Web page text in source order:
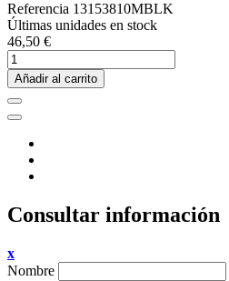
Referencia 13153810MBLK
Últimas unidades en stock
46,50 €
Añadir al carrito
Consultar información
x
Nombre